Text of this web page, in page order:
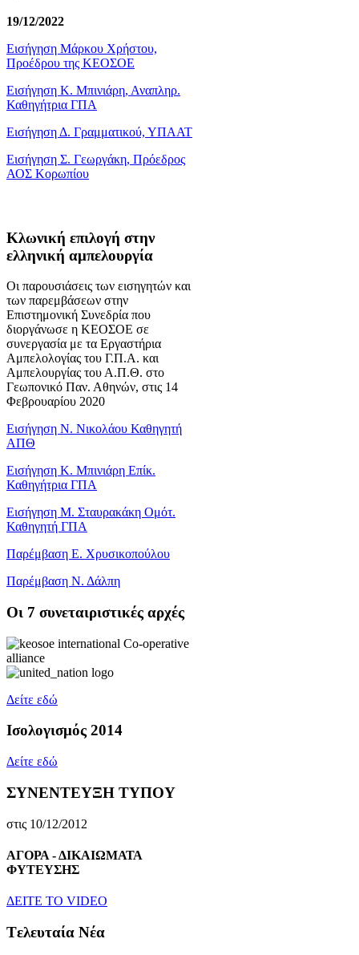
19/12/2022
Εισήγηση Μάρκου Χρήστου,
Προέδρου της ΚΕΟΣΟΕ
Εισήγηση Κ. Μπινιάρη, Αναπληρ.
Καθηγήτρια ΓΠΑ
Εισήγηση Δ. Γραμματικού, ΥΠΑΑΤ
Εισήγηση Σ. Γεωργάκη, Πρόεδρος
ΑΟΣ Κορωπίου
Κλωνική επιλογή στην
ελληνική αμπελουργία
Οι παρουσιάσεις των εισηγητών και
των παρεμβάσεων στην
Επιστημονική Συνεδρία που
διοργάνωσε η ΚΕΟΣΟΕ σε
συνεργασία με τα Εργαστήρια
Αμπελολογίας του Γ.Π.Α. και
Αμπελουργίας του Α.Π.Θ. στο
Γεωπονικό Παν. Αθηνών, στις 14
Φεβρουαρίου 2020
Εισήγηση Ν. Νικολάου Καθηγητή
ΑΠΘ
Εισήγηση Κ. Μπινιάρη Επίκ.
Καθηγήτρια ΓΠΑ
Εισήγηση Μ. Σταυρακάκη Ομότ.
Καθηγητή ΓΠΑ
Παρέμβαση Ε. Χρυσικοπούλου
Παρέμβαση Ν. Δάλπη
Oι 7 συνεταιριστικές αρχές
Δείτε εδώ
Ισολογισμός 2014
Δείτε εδώ
ΣΥΝΕΝΤΕΥΞΗ ΤΥΠΟΥ
στις 10/12/2012
ΑΓΟΡΑ - ΔΙΚΑΙΩΜΑΤΑ
ΦΥΤΕΥΣΗΣ
ΔEITE TO VIDEO
Tελευταία Nέα